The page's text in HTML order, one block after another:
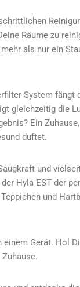
Räume zu
als nur ein
System fängt
gleichzeitig die
Ein
duftet.
und
Hyla EST der
und
Gerät. Hol